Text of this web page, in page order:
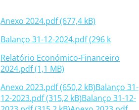
Anexo 2024.pdf (677,4 kB)
Balanço 31-12-2024.pdf (296 k
Relatório Económico-Financeiro
2024.pdf (1,1 MB)
Anexo 2023.pdf (650,2 kB)Balanço 31-
12-2023.pdf (315,2 kB)Balanço 31-12-